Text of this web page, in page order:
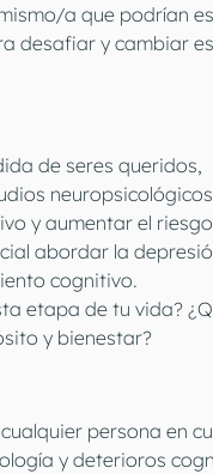
a que podrían
desafiar y cambiar
de seres queridos,
y aumentar el
abordar la
cognitivo.
etapa de tu vida?
y bienestar?
persona en
y deterioros